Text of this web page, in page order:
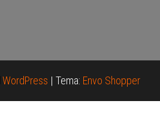
WordPress | Tema: Envo Shopper